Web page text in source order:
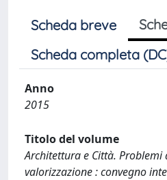
Scheda breve
Scheda completa
Anno
2015
Titolo del volume
Architettura e Città. Problemi
valorizzazione : convegno